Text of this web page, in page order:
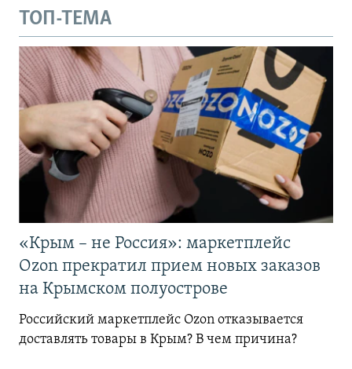
ТОП-ТЕМА
«Крым – не Россия»: маркетплейс
Ozon прекратил прием новых заказов
на Крымском полуострове
Российский маркетплейс Ozon отказывается
доставлять товары в Крым? В чем причина?